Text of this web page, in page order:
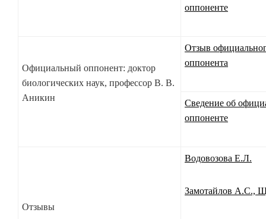
оппоненте
Официальный оппонент: доктор
биологических наук, профессор В. В.
Аникин
Отзыв
оппонента
Сведение об
оппоненте
Отзывы
Водовозова Е.Л.
Замотайлов А.С.,